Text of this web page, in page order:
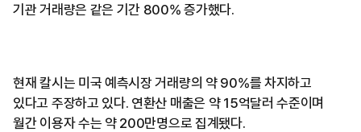
기관 거래량은 같은 기간 800% 증가했다.
현재 칼시는 미국 예측시장 거래량의 약 90%를 차지하고
있다고 주장하고 있다. 연환산 매출은 약 15억달러 수준이며
월간 이용자 수는 약 200만명으로 집계됐다.